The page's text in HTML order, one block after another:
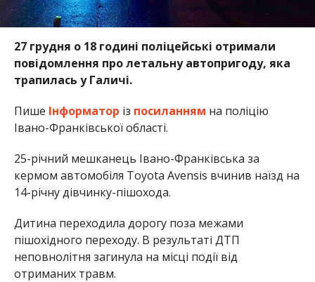
27 грудня о 18 годині поліцейські отримали
повідомлення про летальну автопригоду, яка
трапилась у Галичі.
Пише Інформатор із посиланням на поліцію
Івано-Франківської області.
25-річний мешканець Івано-Франківська за
кермом автомобіля Toyota Avensis вчинив наїзд на
14-річну дівчинку-пішохода.
Дитина переходила дорогу поза межами
пішохідного переходу. В результаті ДТП
неповнолітня загинула на місці події від
отриманих травм.